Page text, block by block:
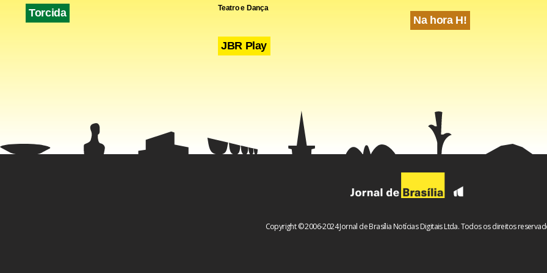
Torcida Teatro e Dança
JBR Play
Na hora H!
Copyright © 2006-2024 Jornal de Brasília Notícias Digitais Ltda. Todos os direitos